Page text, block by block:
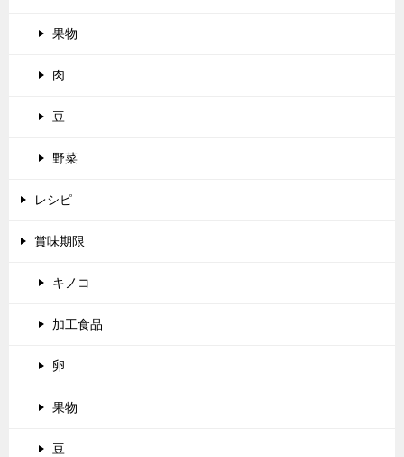
果物
肉
豆
野菜
レシピ
賞味期限
キノコ
加工食品
卵
果物
豆